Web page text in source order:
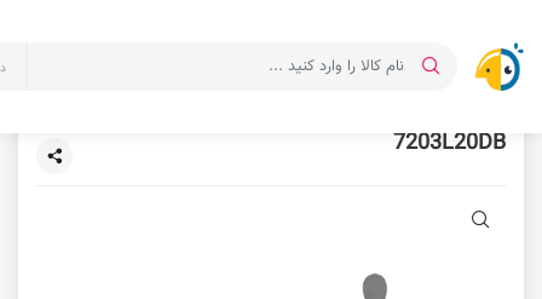
7203L20DB